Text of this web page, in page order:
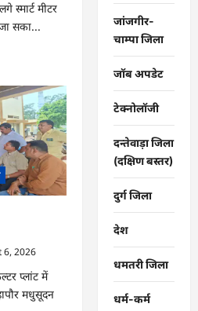
स्मार्ट मीटर
सका...
6, 2026
प्लांट में
मधुसूदन
जांजगीर-
चाम्पा जिला
जॉब अपडेट
टेक्नोलॉजी
दन्तेवाड़ा जिला
(दक्षिण बस्तर)
दुर्ग जिला
देश
धमतरी जिला
धर्म-कर्म